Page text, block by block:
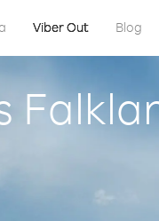
Viber Out Blog